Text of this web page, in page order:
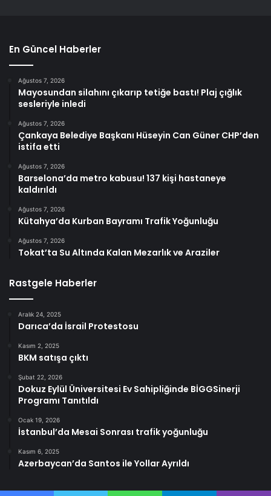
En Güncel Haberler
Ağustos 7, 2026
Mayosundan silahını çıkarıp tetiğe bastı! Plaj çığlık
sesleriyle inledi
Ağustos 7, 2026
Çankaya Belediye Başkanı Hüseyin Can Güner CHP’den
istifa etti
Ağustos 7, 2026
Barselona’da metro kabusu! 137 kişi hastaneye
kaldırıldı
Ağustos 7, 2026
Kütahya’da Kurban Bayramı Trafik Yoğunluğu
Ağustos 7, 2026
Tokat’ta Su Altında Kalan Mezarlık ve Araziler
Rastgele Haberler
Aralık 24, 2025
Darıca’da İsrail Protestosu
Kasım 2, 2025
BKM satışa çıktı
Şubat 22, 2026
Dokuz Eylül Üniversitesi Ev Sahipliğinde BİGGSinerji
Programı Tanıtıldı
Ocak 19, 2026
İstanbul’da Mesai Sonrası trafik yoğunluğu
Kasım 6, 2025
Azerbaycan’da Santos ile Yollar Ayrıldı